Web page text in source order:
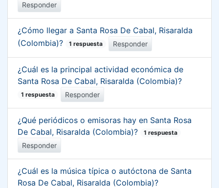
Responder
¿Cómo llegar a Santa Rosa De Cabal, Risaralda
(Colombia)?
1 respuesta Responder
¿Cuál es la principal actividad económica de
Santa Rosa De Cabal, Risaralda (Colombia)?
1 respuesta Responder
¿Qué periódicos o emisoras hay en Santa Rosa
De Cabal, Risaralda (Colombia)?
1 respuesta
Responder
¿Cuál es la música típica o autóctona de Santa
Rosa De Cabal, Risaralda (Colombia)?